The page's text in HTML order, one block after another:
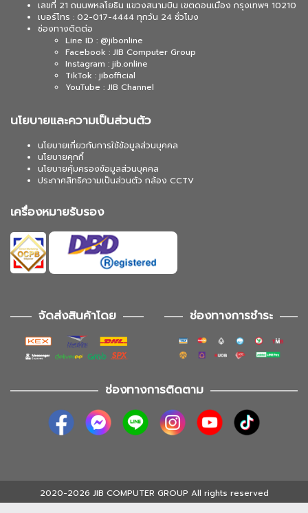
เลขที่ 21 ถนนพหลโยธิน แขวงสนามบิน เขตดอนเมือง กรุงเทพฯ 10210
เบอร์โทร : 02-017-4444 ทุกวัน 24 ชั่วโมง
ช่องทางติดต่อ
Line ID : @jibonline
Facebook : JIB Computer Group
Instagram : jib.online
TikTok : jibofficial
YouTube : JIB Channel
นโยบายและความเป็นส่วนตัว
นโยบายเกี่ยวกับการใช้ข้อมูลส่วนบุคคล
นโยบายคุกกี้
นโยบายคุ้มครองข้อมูลส่วนบุคคล
ประกาศสิทธิความเป็นส่วนตัว กล้อง CCTV
เครื่องหมายรับรอง
จัดส่งสินค้าโดย ช่องทางการชำระ
ช่องทางการติดตาม
2020-2026 JIB COMPUTER GROUP All rights reserved